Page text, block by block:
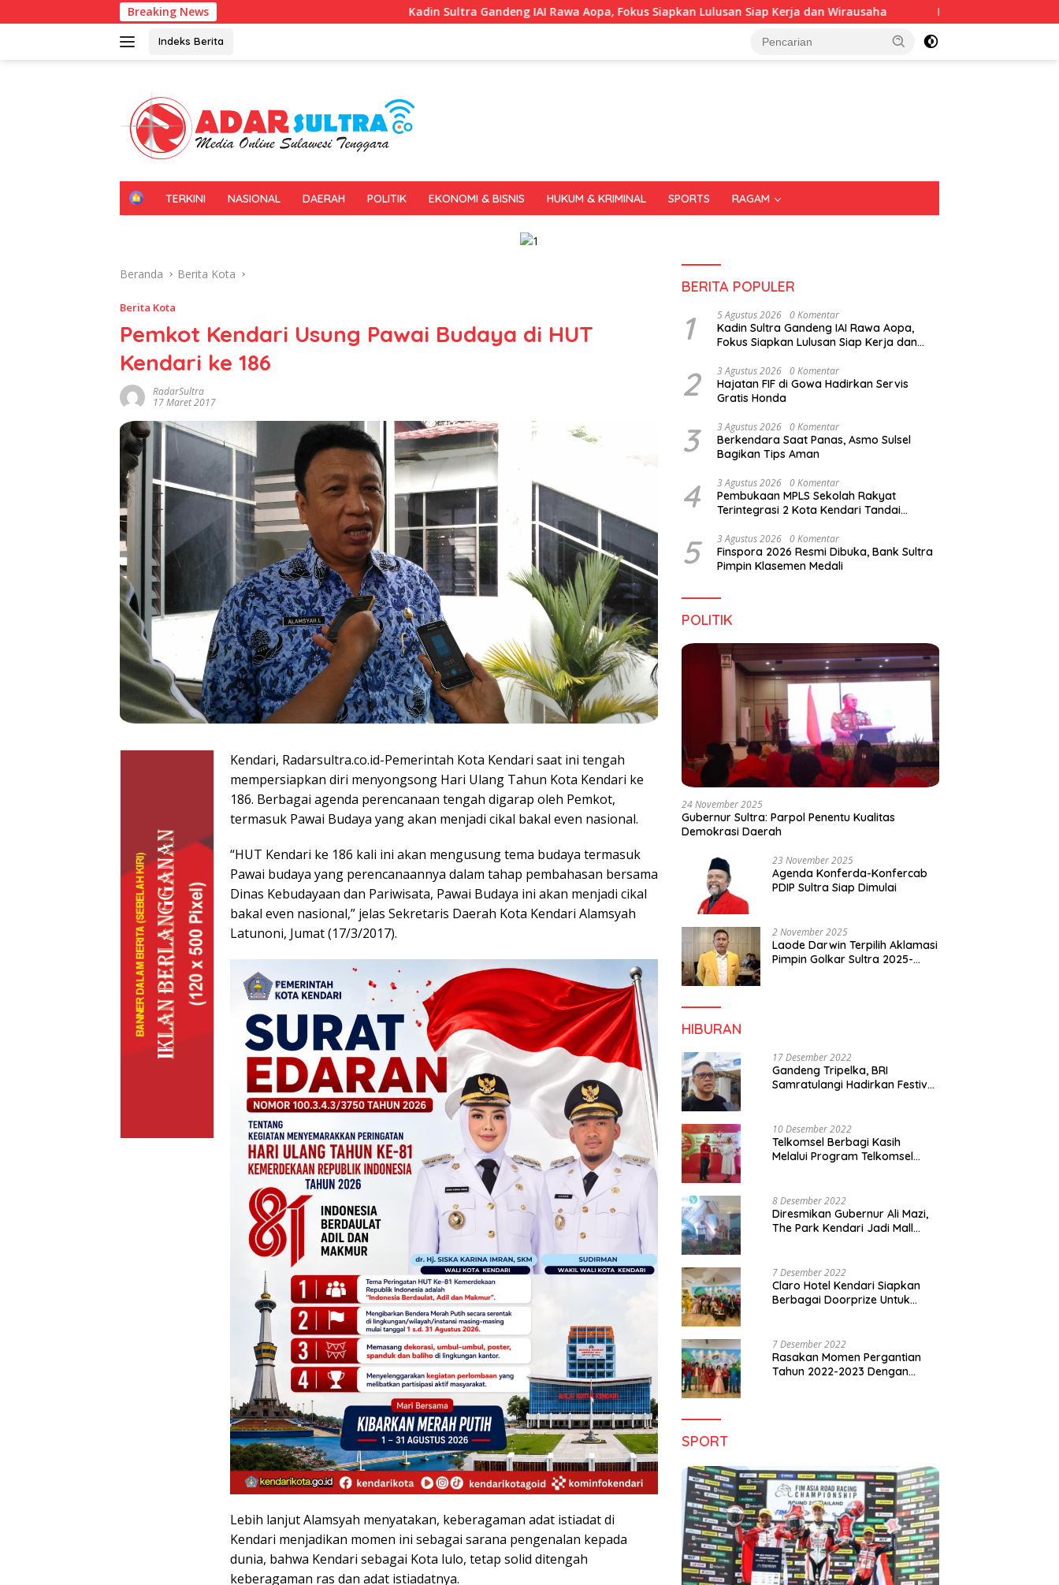
ke
Breaking News Kadin Sultra Gandeng IAI Rawa Aopa, Fokus Siapkan Lulusan Siap Kerja dan Wirausaha Puluhan Tenant Ramaikan Festival
Indeks Berita
H
TERKINI NASIONAL DAERAH POLITIK EKONOMI & BISNIS HUKUM & KRIMINAL SPORTS RAGAM
Beranda Berita Kota
Berita Kota
Pemkot Kendari Usung Pawai Budaya di HUT
Kendari ke 186
RadarSultra
17 Maret 2017
Kendari, Radarsultra.co.id-Pemerintah Kota Kendari saat ini tengah
mempersiapkan diri menyongsong Hari Ulang Tahun Kota Kendari ke
186. Berbagai agenda perencanaan tengah digarap oleh Pemkot,
termasuk Pawai Budaya yang akan menjadi cikal bakal even nasional.
“HUT Kendari ke 186 kali ini akan mengusung tema budaya termasuk
Pawai budaya yang perencanaannya dalam tahap pembahasan bersama
Dinas Kebudayaan dan Pariwisata, Pawai Budaya ini akan menjadi cikal
bakal even nasional,” jelas Sekretaris Daerah Kota Kendari Alamsyah
Latunoni, Jumat (17/3/2017).
Lebih lanjut Alamsyah menyatakan, keberagaman adat istiadat di
Kendari menjadikan momen ini sebagai sarana pengenalan kepada
dunia, bahwa Kendari sebagai Kota lulo, tetap solid ditengah
keberagaman ras dan adat istiadatnya.
BERITA POPULER
1 5 Agustus 2026 0 Komentar
Kadin Sultra Gandeng IAI Rawa Aopa,
Fokus Siapkan Lulusan Siap Kerja dan
2 3 Agustus 2026 0 Komentar
Hajatan FIF di Gowa Hadirkan Servis
Gratis Honda
3 3 Agustus 2026 0 Komentar
Berkendara Saat Panas, Asmo Sulsel
Bagikan Tips Aman
4 3 Agustus 2026 0 Komentar
Pembukaan MPLS Sekolah Rakyat
Terintegrasi 2 Kota Kendari Tandai
5 3 Agustus 2026 0 Komentar
Finspora 2026 Resmi Dibuka, Bank Sultra
Pimpin Klasemen Medali
POLITIK
24 November 2025
Gubernur Sultra: Parpol Penentu Kualitas
Demokrasi Daerah
23 November 2025
Agenda Konferda-Konfercab
PDIP Sultra Siap Dimulai
2 November 2025
Laode Darwin Terpilih Aklamasi
Pimpin Golkar Sultra 2025-
HIBURAN
17 Desember 2022
Gandeng Tripelka, BRI
Samratulangi Hadirkan Festival
10 Desember 2022
Telkomsel Berbagi Kasih
Melalui Program Telkomsel
8 Desember 2022
Diresmikan Gubernur Ali Mazi,
The Park Kendari Jadi Mall
7 Desember 2022
Claro Hotel Kendari Siapkan
Berbagai Doorprize Untuk
7 Desember 2022
Rasakan Momen Pergantian
Tahun 2022-2023 Dengan
SPORT